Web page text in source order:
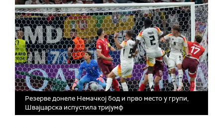
Резерве донеле Немачкој бод и прво место у групи,
Швајцарска испустила тријумф